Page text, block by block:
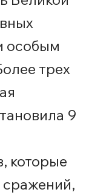
особым
трех
9
которые
сражений,